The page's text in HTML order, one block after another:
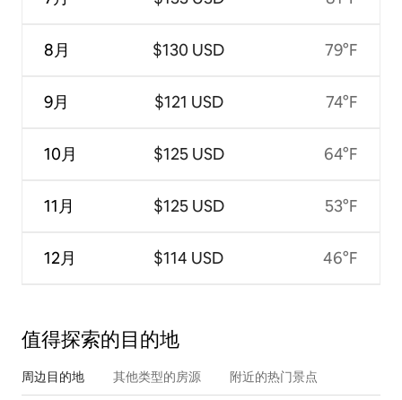
8月
9月
10月
11月
12月
$130 USD
$121 USD
$125 USD
$125 USD
$114 USD
79°F
74°F
64°F
53°F
46°F
值得探索的目的地
周边目的地 其他类型的房源 附近的热门景点